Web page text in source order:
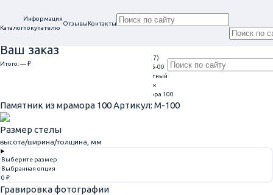
Каталог
Информация
покупателю
ОтзывыКонтакты
Ваш заказ
Итого:— ₽
Проконсультируем
+7 (917)
113-05-00
Обратный
звонок
Памятник из мрамора 100
Памятник из мрамора 100Артикул: M-100
Размер стелы
высота/ширина/толщина, мм
Выберите размер
Выбранная опция
0 ₽
Гравировка фотографии